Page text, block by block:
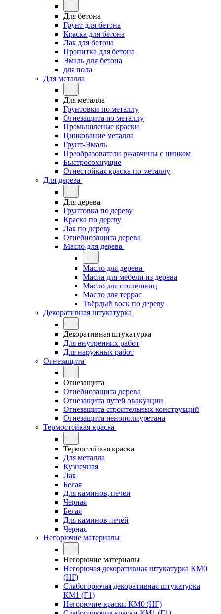
Для бетона
Грунт для бетона
Краска для бетона
Лак для бетона
Пропитка для бетона
Эмаль для бетона
для пола
Для металла
Для металла
Грунтовки по металлу
Огнезащита по металлу
Промышленые краски
Цинкование металла
Грунт-Эмаль
Преобразователи ржавчины с цинком
Быстросохнущие
Огнестойкая краска по металлу
Для дерева
Для дерева
Грунтовка по дереву
Краска по дереву
Лак по дереву
Огнебиозащита дерева
Масло для дерева
Масло для дерева
Масла для мебели из дерева
Масло для столешниц
Масло для террас
Твёрдый воск по дереву
Декоративная штукатурка
Декоративная штукатурка
Для внутренних работ
Для наружных работ
Огнезащита
Огнезащита
Огнебиозащита дерева
Огнезащита путей эвакуации
Огнезащита строительных конструкций
Огнезащита пенополиуретана
Термостойкая краска
Термостойкая краска
Для металла
Кузнечная
Лак
Белая
Для каминов, печей
Черная
Белая
Для каминов печей
Черная
Негорючие материалы
Негорючие материалы
Негорючая декоративная штукатурка КМ0
(НГ)
Слабогорючая декоративная штукатурка
КМ1 (Г1)
Негорючие краски КМ0 (НГ)